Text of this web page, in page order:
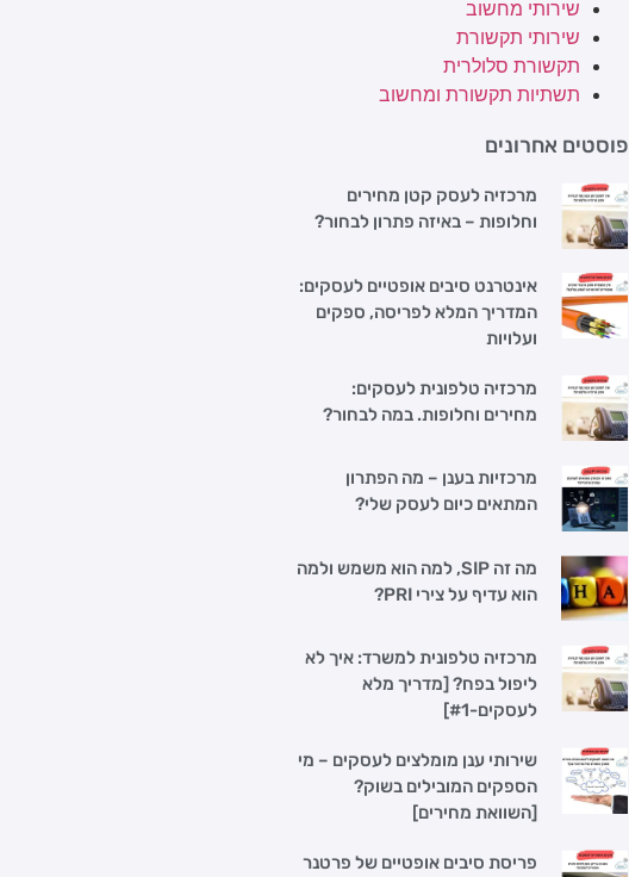
שירותי מחשוב
שירותי תקשורת
תקשורת סלולרית
תשתיות תקשורת ומחשוב
פוסטים אחרונים
מרכזיה לעסק קטן מחירים
וחלופות – באיזה פתרון לבחור?
אינטרנט סיבים אופטיים לעסקים:
המדריך המלא לפריסה, ספקים
ועלויות
מרכזיה טלפונית לעסקים:
מחירים וחלופות. במה לבחור?
מרכזיות בענן – מה הפתרון
המתאים כיום לעסק שלי?
מה זה SIP, למה הוא משמש ולמה
הוא עדיף על צירי PRI?
מרכזיה טלפונית למשרד: איך לא
ליפול בפח? [מדריך מלא
לעסקים-#1]
שירותי ענן מומלצים לעסקים – מי
הספקים המובילים בשוק?
[השוואת מחירים]
פריסת סיבים אופטיים של פרטנר